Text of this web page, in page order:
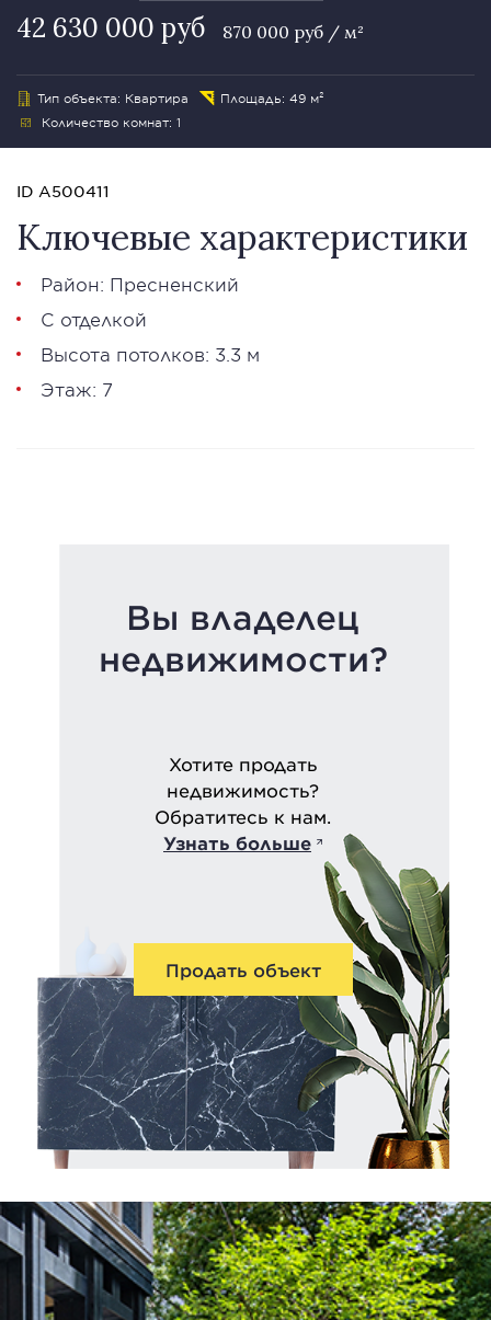
42 630 000 руб 870 000 руб / м²
Тип объекта: Квартира
Площадь: 49 м²
Количество комнат: 1
ID A500411
Ключевые характеристики
Район: Пресненский
С отделкой
Высота потолков: 3.3 м
Этаж: 7
Вы владелец
недвижимости?
Хотите продать
недвижимость?
Обратитесь к нам.
Узнать больше
Продать объект